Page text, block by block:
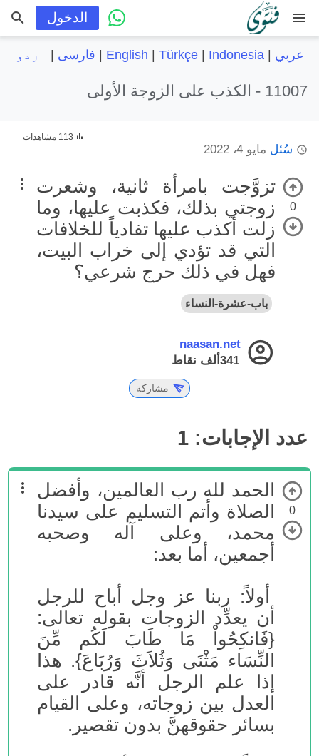
menu الدخول
عربي |
English Türkçe| Indonesia فارسی اردو
11007 - الكذب على الزوجة الأولى
سُئل مايو 4، 2022
113 مشاهدات
0
تزوَّجت بامرأة ثانية، وشعرت
زوجتي بذلك، فكذبت عليها، وما
زلت أكذب عليها تفادياً للخلافات
التي قد تؤدي إلى خراب البيت،
فهل في ذلك حرج شرعي؟
باب-عشرة-النساء
naasan.net
341ألف
نقاط
مشاركة
عدد الإجابات: 1
0
الحمد لله رب العالمين، وأفضل
الصلاة وأتم التسليم على سيدنا
محمد، وعلى آله وصحبه
أجمعين، أما بعد:
أولاً: ربنا عز وجل أباح للرجل
أن يعدِّد الزوجات بقوله تعالى:
{فَانكِحُواْ مَا طَابَ لَكُم مِّنَ
النِّسَاء مَثْنَى وَثُلاَثَ وَرُبَاعَ}. هذا
إذا علم الرجل أنَّه قادر على
العدل بين زوجاته، وعلى القيام
بسائر حقوقهنَّ بدون تقصير.